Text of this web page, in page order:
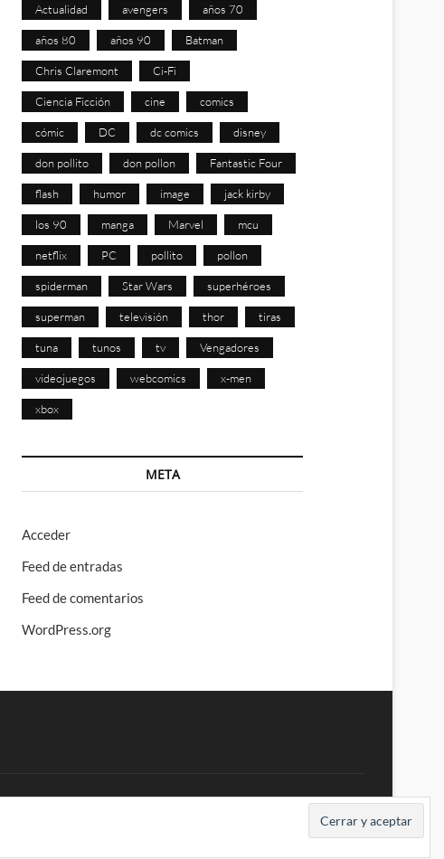
Actualidad avengers años 70
años 80 años 90 Batman
Chris Claremont Ci-Fi
Ciencia Ficción cine comics
cómic DC dc comics disney
don pollito don pollon Fantastic Four
flash humor image jack kirby
los 90 manga Marvel mcu
netflix PC pollito pollon
spiderman Star Wars superhéroes
superman televisión thor tiras
tuna tunos tv Vengadores
videojuegos webcomics x-men
xbox
META
Acceder
Feed de entradas
Feed de comentarios
WordPress.org